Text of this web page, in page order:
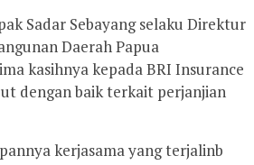
Sadar Sebayang selaku Direktur
Daerah Papua
kasihnya kepada BRI Insurance
dengan baik terkait perjanjian
kerjasama yang terjalinb